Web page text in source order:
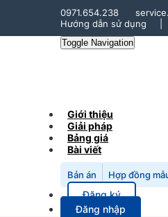
0971.654.238
Hướng dẫn sử dụng
Toggle Navigation
Giới thiệu
Giải pháp
Bảng giá
Bài viết
Bản án Hợp đồng
Đăng ký
Đăng nhập